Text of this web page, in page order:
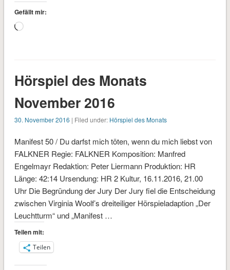
Gefällt mir:
Wird
Hörspiel des Monats
November 2016
30. November 2016 | Filed under: Hörspiel des Monats
Manifest 50 / Du darfst mich töten, wenn du mich liebst von
FALKNER Regie: FALKNER Komposition: Manfred
Engelmayr Redaktion: Peter Liermann Produktion: HR
Länge: 42:14 Ursendung: HR 2 Kultur, 16.11.2016, 21.00
Uhr Die Begründung der Jury Der Jury fiel die Entscheidung
zwischen Virginia Woolf’s dreiteiliger Hörspieladaption „Der
Leuchtturm“ und „Manifest …
Teilen mit:
Teilen